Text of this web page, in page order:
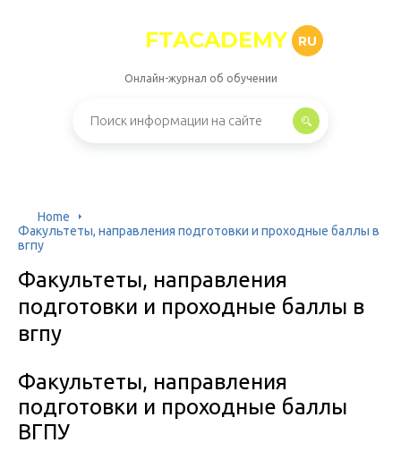
FTACADEMY RU
Онлайн-журнал об обучении
Home
Факультеты, направления подготовки и проходные баллы в
вгпу
Факультеты, направления
подготовки и проходные баллы в
вгпу
Факультеты, направления
подготовки и проходные баллы
ВГПУ